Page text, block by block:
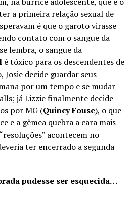
a primeira relação sexual de
é que o garoto virasse
contato com o sangue da
lembra, o sangue da
é tóxico para os descendentes de
Josie decide guardar seus
por um tempo e se mudar
já Lizzie finalmente decide
por MG (Quincy Fouse), o que
e a gêmea quebra a cara mais
acontecem no
ter encerrado a segunda
pudesse ser esquecida…